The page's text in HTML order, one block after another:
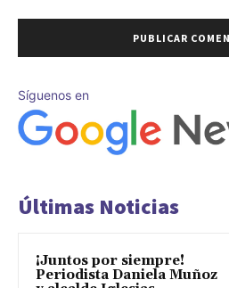
Síguenos en
Últimas Noticias
¡Juntos por siempre!
Periodista Daniela Muñoz